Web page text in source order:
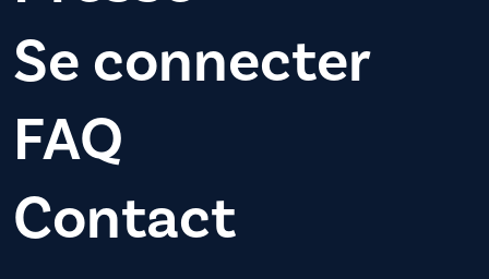
Se connecter
FAQ
Contact